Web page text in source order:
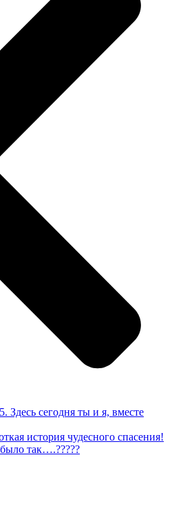
Здесь сегодня ты и я, вместе
история чудесного спасения!
так….?????